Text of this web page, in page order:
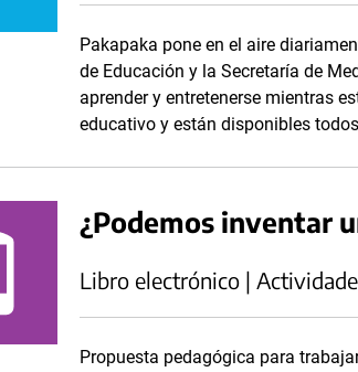
Pakapaka pone en el aire
de Educación y la Secretaría de
aprender y entretenerse mientras
educativo y están disponibles
¿Podemos inventar
Libro electrónico |
Propuesta pedagógica para